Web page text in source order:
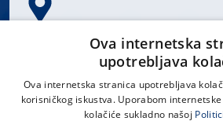
Spinčićeva 1, 21000 Split
Ova internetska
upotrebljava
Ova internetska stranica upotrebljava
korisničkog iskustva. Uporabom
kolačiće sukladno našoj